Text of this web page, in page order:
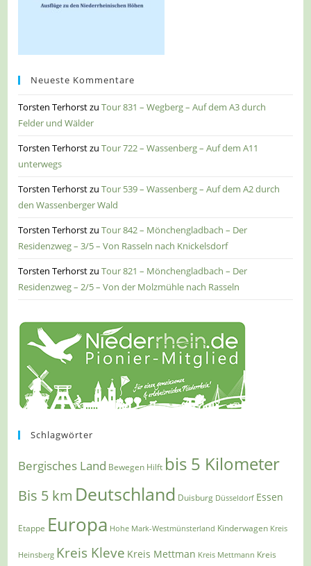
Neueste Kommentare
Torsten TerhorstzuTour 831 – Wegberg – Auf dem A3 durch
Felder und Wälder
Torsten TerhorstzuTour 722 – Wassenberg – Auf dem A11
unterwegs
Torsten TerhorstzuTour 539 – Wassenberg – Auf dem A2 durch
den Wassenberger Wald
Torsten TerhorstzuTour 842 – Mönchengladbach – Der
Residenzweg – 3/5 – Von Rasseln nach Knickelsdorf
Torsten TerhorstzuTour 821 – Mönchengladbach – Der
Residenzweg – 2/5 – Von der Molzmühle nach Rasseln
Schlagwörter
Bergisches Land Bewegen Hilft bis 5 Kilometer
Bis 5 km Deutschland Duisburg Düsseldorf Essen
Etappe Europa Hohe Mark-Westmünsterland Kinderwagen Kreis
Heinsberg Kreis Kleve Kreis Mettman Kreis Mettmann Kreis